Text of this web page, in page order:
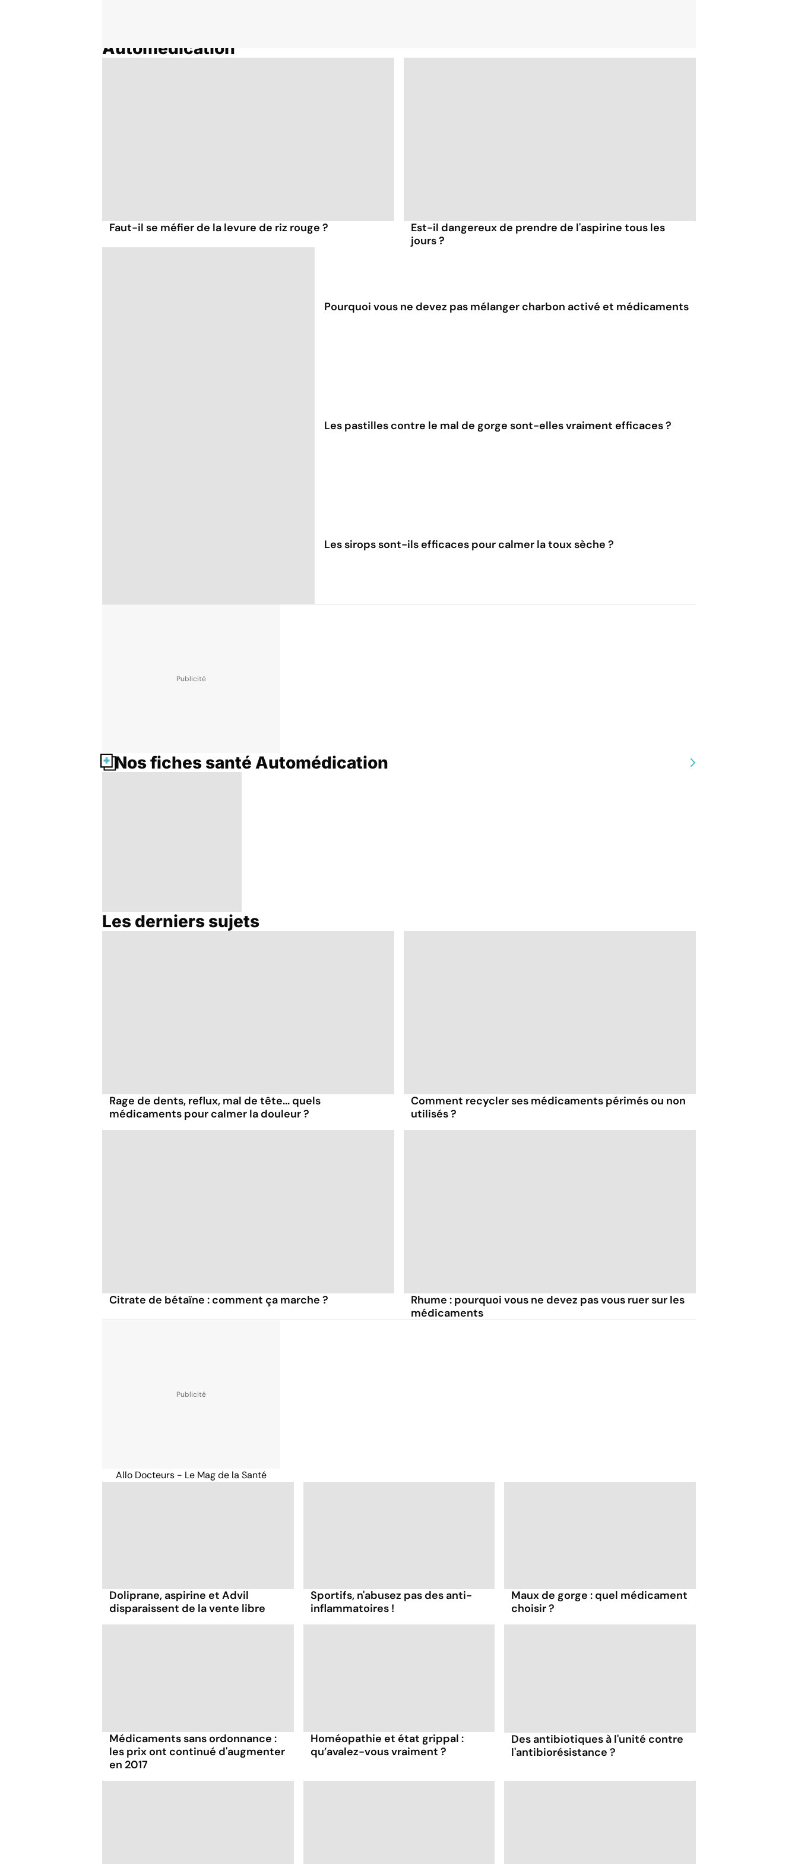
Automédication
Faut-il se méfier de la levure de riz rouge ?
Est-il dangereux de prendre de l'aspirine tous les
jours ?
Pourquoi vous ne devez pas mélanger charbon activé et médicaments
Les pastilles contre le mal de gorge sont-elles vraiment efficaces ?
Les sirops sont-ils efficaces pour calmer la toux sèche ?
Nos fiches santé Automédication
Tout savoir sur les
Les derniers sujets
Rage de dents, reflux, mal de tête... quels
médicaments pour calmer la douleur ?
Comment recycler ses médicaments périmés ou non
utilisés ?
Citrate de bétaïne : comment ça marche ?
Rhume : pourquoi vous ne devez pas vous ruer sur les
médicaments
Allo Docteurs - Le Mag de la Santé
Doliprane, aspirine et Advil
disparaissent de la vente libre
Sportifs, n'abusez pas des anti-
inflammatoires !
Maux de gorge : quel médicament
choisir ?
Médicaments sans ordonnance :
les prix ont continué d'augmenter
en 2017
Homéopathie et état grippal :
qu’avalez-vous vraiment ?
Des antibiotiques à l'unité contre
l'antibiorésistance ?